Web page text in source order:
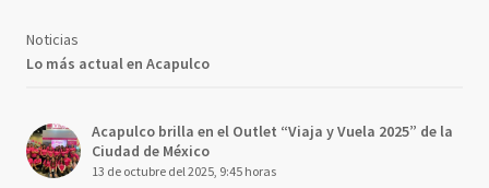
Noticias
Lo más actual en Acapulco
Acapulco brilla en el Outlet “Viaja y Vuela 2025” de la
Ciudad de México
13 de octubre del 2025, 9:45 horas